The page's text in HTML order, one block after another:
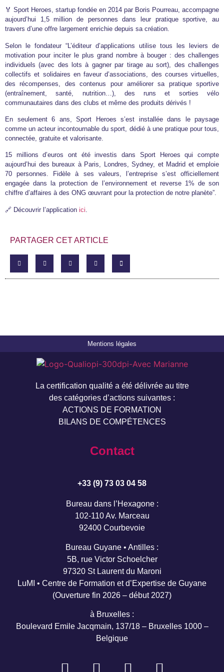
🏅 Sport Heroes, startup fondée en 2014 par Boris Pourreau, accompagne
aujourd’hui 1,5 million de personnes dans leur pratique sportive, au
travers d’une offre largement enrichie depuis sa création.
Selon le fondateur “L’éditeur d’applications utilise tous les leviers de
motivation pour inciter le plus grand nombre à bouger : des challenges
individuels (avec des lots à gagner par tirage au sort), des challenges
collectifs et solidaires en faveur d’associations, des courses virtuelles,
des récompenses, des contenus pour améliorer sa pratique sportive
(entraînement, santé, nutrition…), des runs et sorties vélo
communautaires dans des clubs et même des produits dérivés !
En seulement 6 ans, Sport Heroes s’est installée dans le paysage
comme un acteur incontournable du sport, dédié à une pratique pour tous,
connectée, gratuite et valorisante.
15 millions d’euros ont été investis dans Sport Heroes qui compte
aujourd’hui des bureaux à Paris, Londres, Sydney, et Madrid et emploie
70 personnes. Fidèle à ses valeurs, l’entreprise s’est officiellement
engagée dans la protection de l’environnement et reverse 1% de son
chiffre d’affaires à des ONG œuvrant pour la protection de notre planète”.
🔗 Découvrir l’application ici
PARTAGER CET ARTICLE
Mentions légales
La certification qualité a été délivrée au titre
des catégories d’actions suivantes :
ACTIONS DE FORMATION
BILANS DE COMPÉTENCES
Contact
+33 (9) 73 03 04 58
Bureau dans l’Hexagone :
102-110 Av. Marceau
92400 Courbevoie
Bureau Guyane • Antilles :
5B, rue Victor Schoelcher
97320 St Laurent du Maroni
LuMI • Centre de Formation et d’Expertise de Guyane
(Ouverture fin 2026 – début 2027)
à Bruxelles :
Boulevard Emile Jacqmain, 137/18 – Bruxelles 1000 –
Belgique